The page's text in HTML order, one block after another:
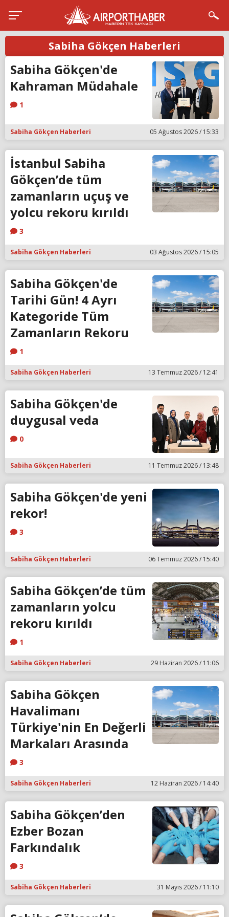
Sabiha Gökçen Haberleri
Sabiha Gökçen'de
Kahraman Müdahale
1
Sabiha Gökçen Haberleri 05 Ağustos 2026 / 15:33
İstanbul Sabiha
Gökçen’de tüm
zamanların uçuş ve
yolcu rekoru kırıldı
3
Sabiha Gökçen Haberleri 03 Ağustos 2026 / 15:05
Sabiha Gökçen'de
Tarihi Gün! 4 Ayrı
Kategoride Tüm
Zamanların Rekoru
1
Sabiha Gökçen Haberleri 13 Temmuz 2026 / 12:41
Sabiha Gökçen'de
duygusal veda
0
Sabiha Gökçen Haberleri 11 Temmuz 2026 / 13:48
Sabiha Gökçen'de yeni
rekor!
3
Sabiha Gökçen Haberleri 06 Temmuz 2026 / 15:40
Sabiha Gökçen’de tüm
zamanların yolcu
rekoru kırıldı
1
Sabiha Gökçen Haberleri 29 Haziran 2026 / 11:06
Sabiha Gökçen
Havalimanı
Türkiye'nin En Değerli
Markaları Arasında
3
Sabiha Gökçen Haberleri 12 Haziran 2026 / 14:40
Sabiha Gökçen’den
Ezber Bozan
Farkındalık
3
Sabiha Gökçen Haberleri 31 Mayıs 2026 / 11:10